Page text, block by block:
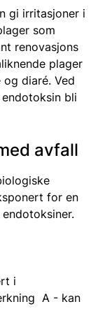
gi irritasjoner i
som
renovasjons
plager
diaré. Ved
bli
avfall
for en
i
A - kan